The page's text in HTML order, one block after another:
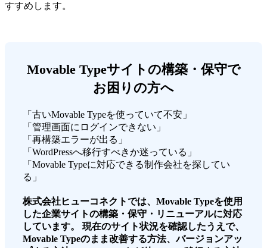
すすめ します。
Movable Typeサイトの構築・保守で
お困りの方へ
「古いMovable Typeを使っていて不安」
「管理画面にログインできない」
「再構築エラーが出る」
「WordPressへ移行すべきか迷っている」
「Movable Typeに対応できる制作会社を探してい
る」
株式会社ヒューコネクトでは、Movable Typeを使用
した企業サイトの構築・保守・リニューアルに対応
しています。 現在のサイト状況を確認したうえで、
Movable Typeのまま改善する方法、バージョンアッ